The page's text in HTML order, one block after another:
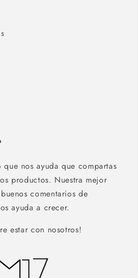
nos ayuda que compartas
productos. Nuestra mejor
comentarios de
ayuda a crecer.
estar con nosotros!